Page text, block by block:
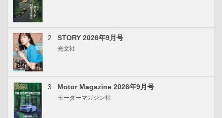
2 STORY 2026年9月号
光文社
3 Motor Magazine 2026年9月号
モーターマガジン社